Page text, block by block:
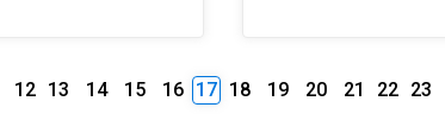
12 13 14 15 16 17 18 19 20 21 22 23